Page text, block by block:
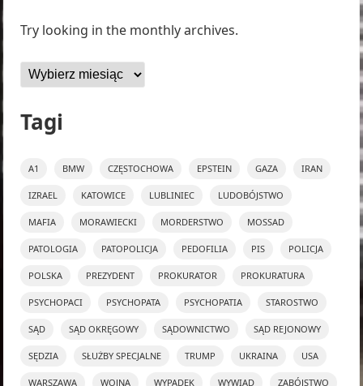
Try looking in the monthly archives.
Archiwa
Tagi
A1 BMW CZĘSTOCHOWA EPSTEIN GAZA IRAN
IZRAEL KATOWICE LUBLINIEC LUDOBÓJSTWO
MAFIA MORAWIECKI MORDERSTWO MOSSAD
PATOLOGIA PATOPOLICJA PEDOFILIA PIS POLICJA
POLSKA PREZYDENT PROKURATOR PROKURATURA
PSYCHOPACI PSYCHOPATA PSYCHOPATIA STAROSTWO
SĄD SĄD OKRĘGOWY SĄDOWNICTWO SĄD REJONOWY
SĘDZIA SŁUŻBY SPECJALNE TRUMP UKRAINA USA
WARSZAWA WOJNA WYPADEK WYWIAD ZABÓJSTWO